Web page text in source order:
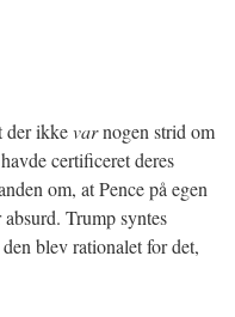
der ikkevarnogen strid om
certificeret deres
om, at Pence på egen
Trump syntes
blev rationalet for det,